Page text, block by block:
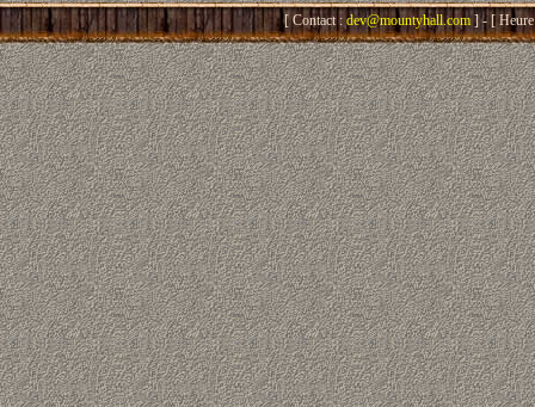
[ Contact : dev@mountyhall.com] - [ Heure